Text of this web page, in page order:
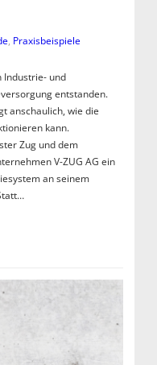
, Praxisbeispiele
Industrie- und
entstanden.
anschaulich, wie die
kann.
Zug und dem
V-ZUG AG ein
an seinem